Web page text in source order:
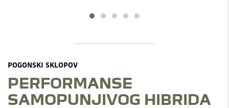
POGONSKI SKLOPOV
PERFORMANSE
SAMOPUNJIVOG HIBRIDA